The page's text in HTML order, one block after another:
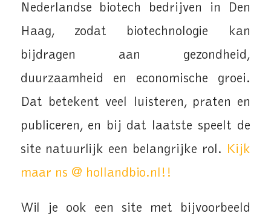
Nederlandse biotech bedrijven in Den
Haag, zodat biotechnologie kan
bijdragen aan gezondheid,
duurzaamheid en economische groei.
Dat betekent veel luisteren, praten en
publiceren, en bij dat laatste speelt de
site natuurlijk een belangrijke rol. Kijk
maar ns @ hollandbio.nl!!
Wil je ook een site met bijvoorbeeld